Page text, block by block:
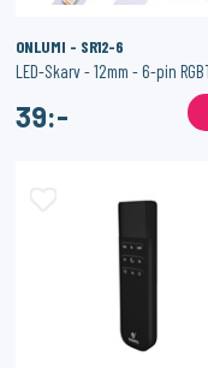
ONLUMI - SR12-6
39:-